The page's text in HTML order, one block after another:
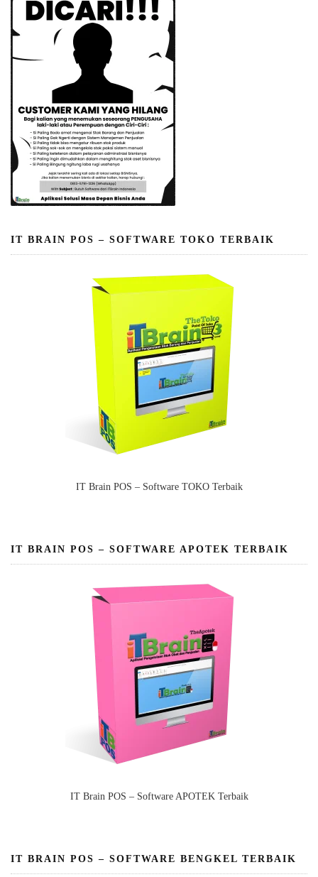
IT BRAIN POS – SOFTWARE TOKO TERBAIK
IT Brain POS – Software TOKO Terbaik
IT BRAIN POS – SOFTWARE APOTEK TERBAIK
IT Brain POS – Software APOTEK Terbaik
IT BRAIN POS – SOFTWARE BENGKEL TERBAIK